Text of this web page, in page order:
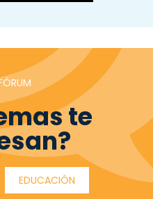
te
EDUCACIÓN